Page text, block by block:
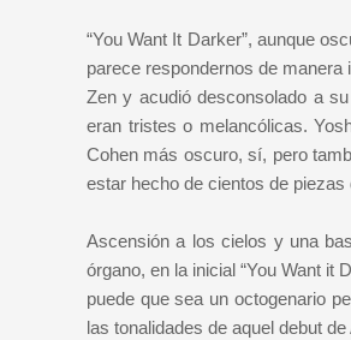
“You Want It Darker”, aunque
parece respondernos de
Zen y acudió desconsolado a
eran tristes o melancólicas.
Cohen más oscuro, sí, pero
estar hecho de cientos de
Ascensión a los cielos y una
órgano, en la inicial “You Want it
puede que sea un octogenario
las tonalidades de aquel debut